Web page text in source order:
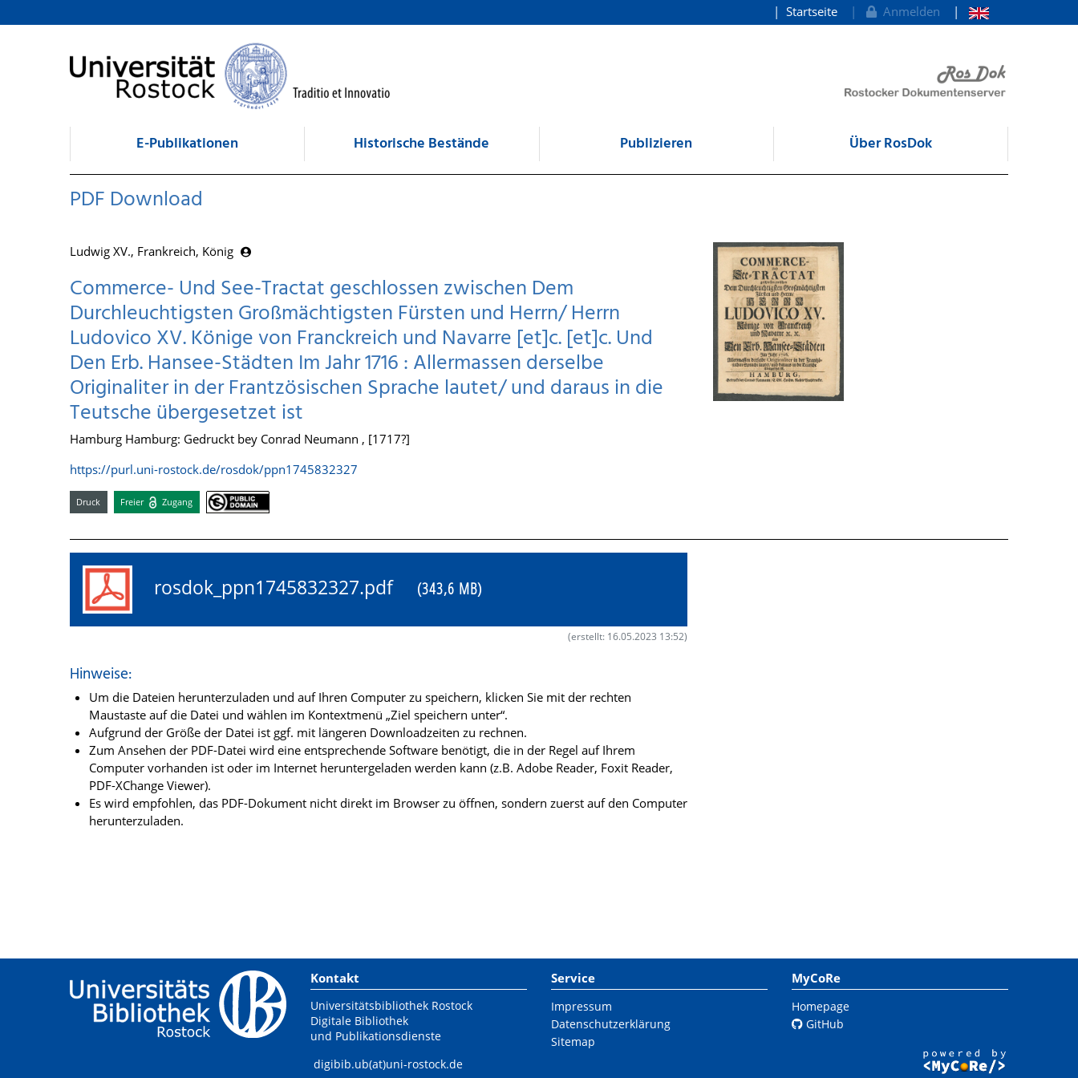
zum Inhalt
Startseite Anmelden
E-Publikationen Historische Bestände Publizieren Über RosDok
PDF Download
Ludwig XV., Frankreich, König
Commerce- Und See-Tractat geschlossen zwischen Dem
Durchleuchtigsten Großmächtigsten Fürsten und Herrn/ Herrn
Ludovico XV. Könige von Franckreich und Navarre [et]c. [et]c. Und
Den Erb. Hansee-Städten Im Jahr 1716 : Allermassen derselbe
Originaliter in der Frantzösischen Sprache lautet/ und daraus in die
Teutsche übergesetzet ist
Hamburg Hamburg: Gedruckt bey Conrad Neumann , [1717?]
https://purl.uni-rostock.de/rosdok/ppn1745832327
Druck Freier Zugang
rosdok_ppn1745832327.pdf (343,6 MB)
(erstellt: 16.05.2023 13:52)
Hinweise:
Um die Dateien herunterzuladen und auf Ihren Computer zu speichern, klicken Sie mit der rechten
Maustaste auf die Datei und wählen im Kontextmenü „Ziel speichern unter“.
Aufgrund der Größe der Datei ist ggf. mit längeren Downloadzeiten zu rechnen.
Zum Ansehen der PDF-Datei wird eine entsprechende Software benötigt, die in der Regel auf Ihrem
Computer vorhanden ist oder im Internet heruntergeladen werden kann (z.B. Adobe Reader, Foxit Reader,
PDF-XChange Viewer).
Es wird empfohlen, das PDF-Dokument nicht direkt im Browser zu öffnen, sondern zuerst auf den Computer
herunterzuladen.
Kontakt
Universitätsbibliothek Rostock
Digitale Bibliothek
und Publikationsdienste
digibib.ub(at)uni-rostock.de
Service
Impressum
Datenschutzerklärung
Sitemap
MyCoRe
Homepage
GitHub